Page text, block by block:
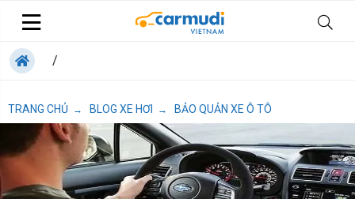
/
TRANG CHỦ → BLOG XE HƠI → BẢO QUẢN XE Ô TÔ